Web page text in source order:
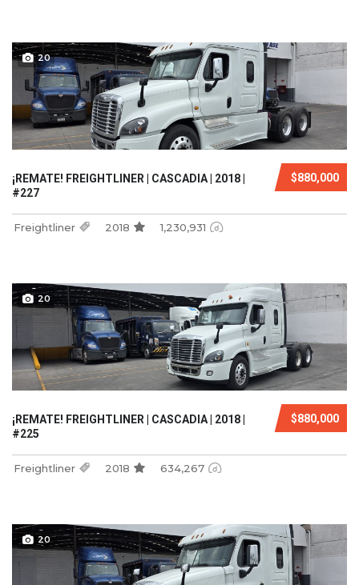
20
$880,000
¡REMATE! FREIGHTLINER | CASCADIA | 2018 |
#227
Freightliner 2018 1,230,931
20
$880,000
¡REMATE! FREIGHTLINER | CASCADIA | 2018 |
#225
Freightliner 2018 634,267
20